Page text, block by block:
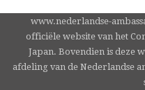
www.nederlandse-
officiële website van het
Japan. Bovendien is deze
afdeling van de Nederlandse